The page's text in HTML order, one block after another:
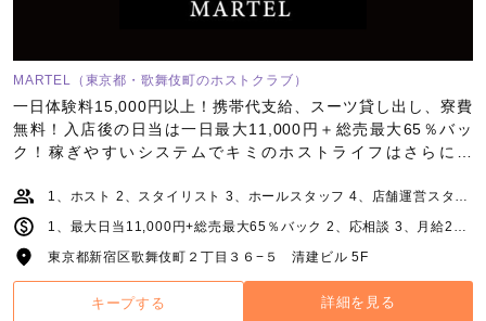
MARTEL（東京都・歌舞伎町のホストクラブ）
一日体験料15,000円以上！携帯代支給、スーツ貸し出し、寮費
無料！入店後の日当は一日最大11,000円＋総売最大65％バッ
ク！稼ぎやすいシステムでキミのホストライフはさらに輝
東京都新宿区歌舞伎町２丁目３６−５ 清建ビル 5F
キープする 詳細を見る